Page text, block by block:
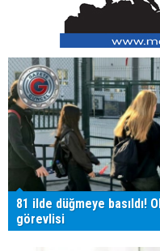
81 ilde düğmeye basıldı!
görevlisi